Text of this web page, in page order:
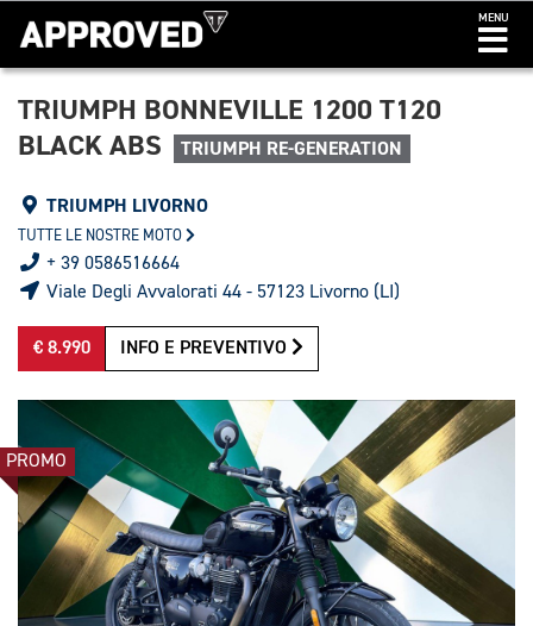
MENU
TRIUMPH BONNEVILLE 1200 T120
BLACK ABS
TRIUMPH RE-GENERATION
TRIUMPH LIVORNO
TUTTE LE NOSTRE MOTO
+ 39 0586516664
Viale Degli Avvalorati 44 - 57123 Livorno (LI)
€ 8.990 INFO E PREVENTIVO
PROMO